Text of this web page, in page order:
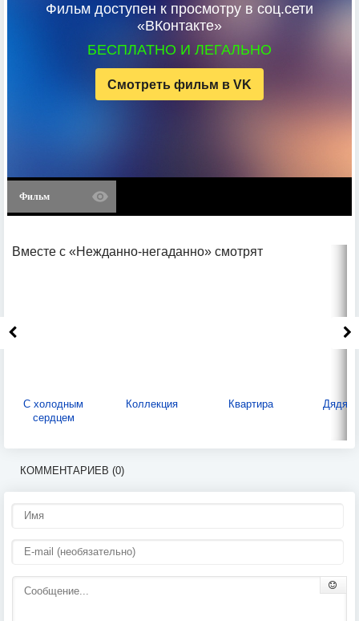
Фильм доступен к просмотру в соц.сети
«ВКонтакте»
БЕСПЛАТНО И ЛЕГАЛЬНО
Смотреть фильм в VK
Фильм
Вместе с «Нежданно-негаданно» смотрят
С холодным
сердцем
Коллекция Квартира Дядя
КОММЕНТАРИЕВ (0)